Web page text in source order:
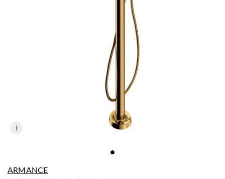
ARMANCE